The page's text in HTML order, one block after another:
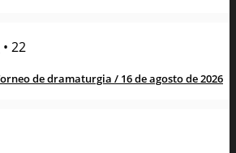
• 22
de dramaturgia / 16 de agosto de 2026